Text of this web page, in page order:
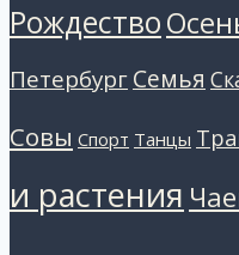
Рождество
ПетербургСемья
Совы Спорт Танцы
и растения